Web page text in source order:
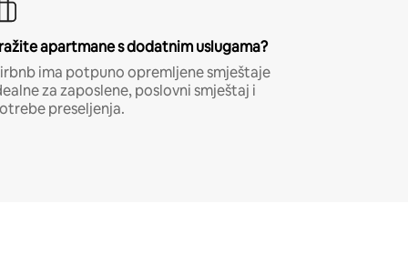
apartmane s dodatnim uslugama?
ima potpuno opremljene smještaje
za zaposlene, poslovni smještaj i
preseljenja.